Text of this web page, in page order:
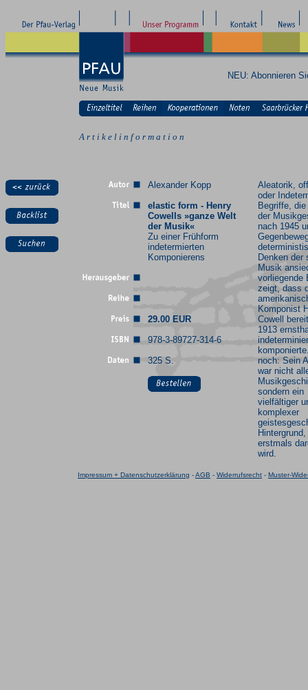
NEU: Abonnieren
A r t i k e l i n f o r m a t i o n
Alexander Kopp
elastic form - Henry
Cowells »ganze Welt
der Musik«
Zu einer Frühform
indetermierten
Komponierens
29.00 EUR
978-3-89727-314-6
325 S.
Aleatorik,
oder
Begriffe,
der
nach 1945
Denken der
Musik
vorliegende
zeigt, dass
Komponist
Cowell
1913
noch: Sein
war nicht
sondern ein
vielfältiger
komplexer
erstmals
wird.
Impressum + Datenschutzerklärung -AGB - Widerrufsrecht - Muster-